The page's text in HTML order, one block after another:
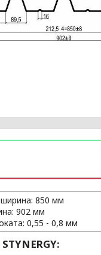
850 мм
902 мм
0,55 - 0,8 мм